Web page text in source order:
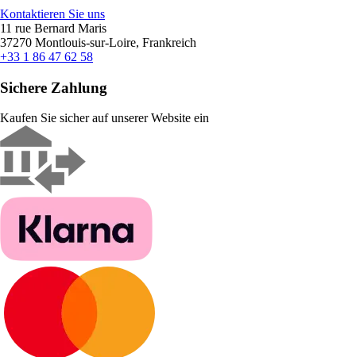
Kontaktieren Sie uns
11 rue Bernard Maris
37270 Montlouis-sur-Loire, Frankreich
+33 1 86 47 62 58
Sichere Zahlung
Kaufen Sie sicher auf unserer Website ein